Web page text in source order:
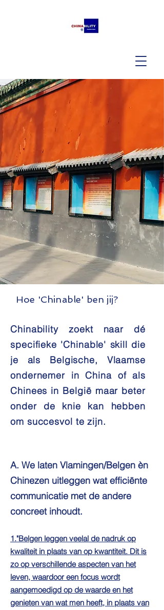
Hoe 'Chinable' ben jij?
Chinability zoekt naar dé
specifieke 'Chinable' skill die
je als Belgische, Vlaamse
ondernemer in China of als
Chinees in België maar beter
onder de knie kan hebben
om succesvol te zijn.
A. We laten Vlamingen/Belgen èn
Chinezen uitleggen wat efficiënte
communicatie met de andere
concreet inhoudt.
1."Belgen leggen veelal de nadruk op
kwaliteit in plaats van op kwantiteit. Dit is
zo op verschillende aspecten van het
leven, waardoor een focus wordt
aangemoedigd op de waarde en het
genieten van wat men heeft, in plaats van